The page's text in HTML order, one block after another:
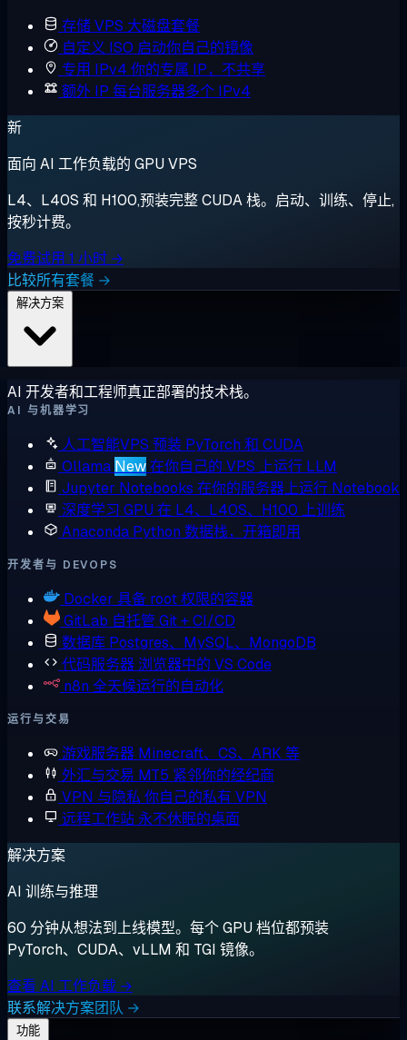
存储 VPS 大磁盘套餐
自定义 ISO 启动你自己的镜像
专用 IPv4 你的专属 IP，不共享
额外 IP 每台服务器多个 IPv4
新
面向 AI 工作负载的 GPU VPS
L4、L40S 和 H100,预装完整 CUDA 栈。启动、训练、停止,
按秒计费。
免费试用 1 小时 →
比较所有套餐 →
AI 开发者和工程师真正部署的技术栈。
AI 与机器学习
人工智能VPS 预装 PyTorch 和 CUDA
Ollama New在你自己的 VPS 上运行 LLM
Jupyter Notebooks 在你的服务器上运行 Notebook
深度学习 GPU 在 L4、L40S、H100 上训练
Anaconda Python 数据栈，开箱即用
开发者与 DEVOPS
Docker 具备 root 权限的容器
GitLab 自托管 Git + CI/CD
数据库 Postgres、MySQL、MongoDB
代码服务器 浏览器中的 VS Code
n8n 全天候运行的自动化
运行与交易
游戏服务器 Minecraft、CS、ARK 等
外汇与交易 MT5 紧邻你的经纪商
VPN 与隐私 你自己的私有 VPN
远程工作站 永不休眠的桌面
解决方案
AI 训练与推理
60 分钟从想法到上线模型。每个 GPU 档位都预装
PyTorch、CUDA、vLLM 和 TGI 镜像。
查看 AI 工作负载 →
联系解决方案团队 →